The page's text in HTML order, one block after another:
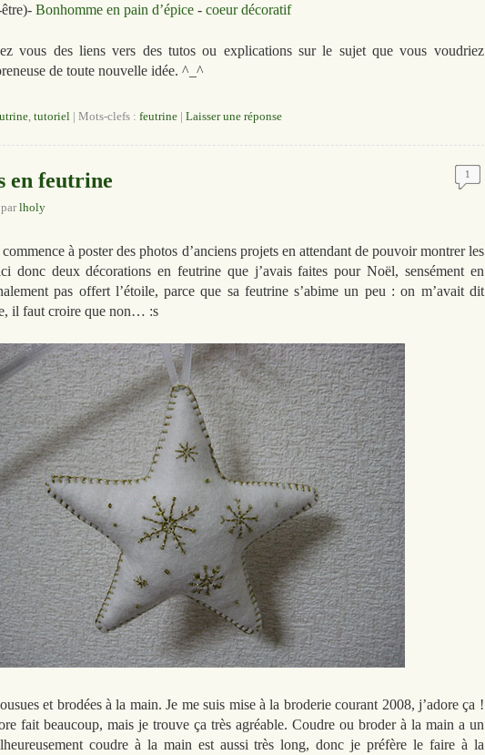
être)-Bonhomme en pain d’épice -coeur décoratif
vous des liens vers des tutos ou explications sur le sujet que vous voudriez
de toute nouvelle idée. ^_^
,tutoriel |Mots-clefs : feutrine |Laisser une réponse
en feutrine
parlholy
1
à poster des photos d’anciens projets en attendant de pouvoir montrer les
donc deux décorations en feutrine que j’avais faites pour Noël, sensément en
pas offert l’étoile, parce que sa feutrine s’abime un peu : on m’avait dit
il faut croire que non… :s
et brodées à la main. Je me suis mise à la broderie courant 2008, j’adore ça !
fait beaucoup, mais je trouve ça très agréable. Coudre ou broder à la main a un
coudre à la main est aussi très long, donc je préfère le faire à la